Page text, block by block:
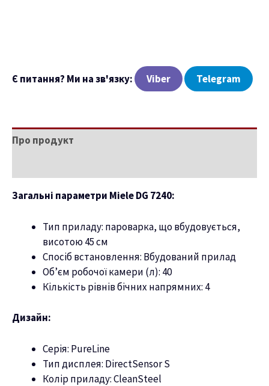
Є питання? Ми на зв'язку: Viber Telegram
Про продукт
Загальні параметри Miele DG 7240:
Тип приладу: пароварка, що вбудовується,
висотою 45 см
Спосіб встановлення: Вбудований прилад
Об’єм робочої камери (л): 40
Кількість рівнів бічних напрямних: 4
Дизайн:
Серія: PureLine
Тип дисплея: DirectSensor S
Колір приладу: CleanSteel